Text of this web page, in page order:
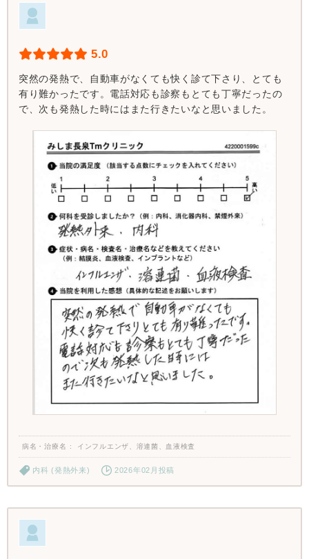
5.0
突然の発熱で、自動車がなくても快く診て下さり、とても
有り難かったです。電話対応も診察もとても丁寧だったの
で、次も発熱した時にはまた行きたいなと思いました。
病名・治療名 インフルエンザ、溶連菌、血液検査
内科 (発熱外来) 2026年02月投稿